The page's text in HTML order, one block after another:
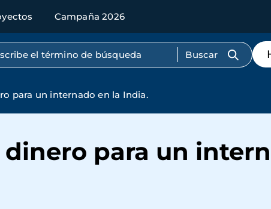
Campaña 2026
por texto completo
de
para un internado en la India.
para un